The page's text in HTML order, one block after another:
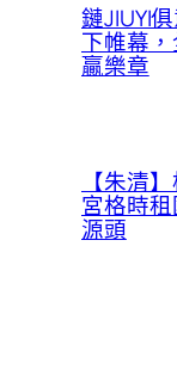
鏈JIUYI
下帷幕，
贏樂章​​
【朱清
宮格時
源頭